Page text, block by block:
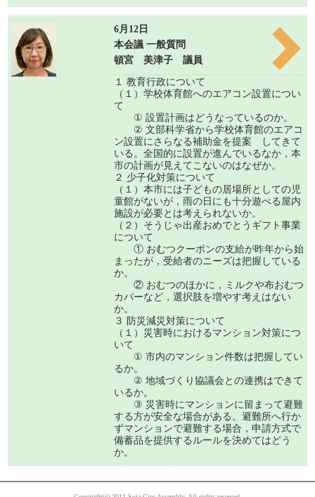
6月12日
本会議 一般質問
頓宮 美津子 議員
１ 教育行政について
（１）学校体育館へのエアコン設置につい
て
① 設置計画はどうなっているのか。
② 文部科学省から学校体育館のエアコ
ン設置にさらなる補助金を提案 してきて
いる。全国的に設置が進んでいるなか，本
市の計画が見えてこないのはなぜか。
２ 少子化対策について
（１）本市には子どもの居場所としての児
童館がないが，雨の日にも十分遊べる屋内
施設が必要とは考えられないか。
（２）そうじゃ出産おめでとうギフト事業
について
① おむつクーポンの支給が昨年から始
まったが，受給者のニーズは把握している
か。
② おむつのほかに，ミルクや布おむつ
カバーなど，選択肢を増やす考えはない
か。
３ 防災減災対策について
（１）災害時におけるマンション対策につ
いて
① 市内のマンション件数は把握してい
るか。
② 地域づくり協議会との連携はできて
いるか。
③ 災害時にマンションに留まって避難
する方が安全な場合がある。避難所へ行か
ずマンションで避難する場合，申請方式で
備蓄品を提供するルールを決めてはどう
か。